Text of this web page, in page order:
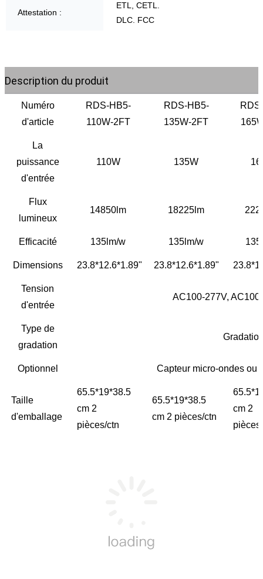
Attestation :
ETL, CETL.
DLC. FCC
Description du produit
Numéro
d'article
RDS-HB5-
110W-2FT
RDS-HB5-
135W-2FT
La
puissance
d'entrée
110W 135W
Flux
lumineux
14850lm 18225lm
Efficacité 135lm/w 135lm/w
Dimensions 23.8*12.6*1.89" 23.8*12.6*1.89"
Tension
d'entrée
AC100-277V,
Type de
gradation
Optionnel Capteur micro-ondes ou
Taille
d'emballage
65.5*19*38.5
cm 2
pièces/ctn
65.5*19*38.5
cm 2 pièces/ctn
cm 2